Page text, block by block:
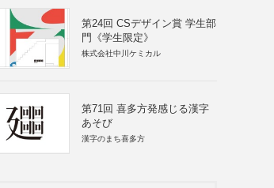
第24回 CSデザイン賞 学生部
門《学生限定》
株式会社中川ケミカル
第71回 喜多方発感じる漢字
あそび
漢字のまち喜多方